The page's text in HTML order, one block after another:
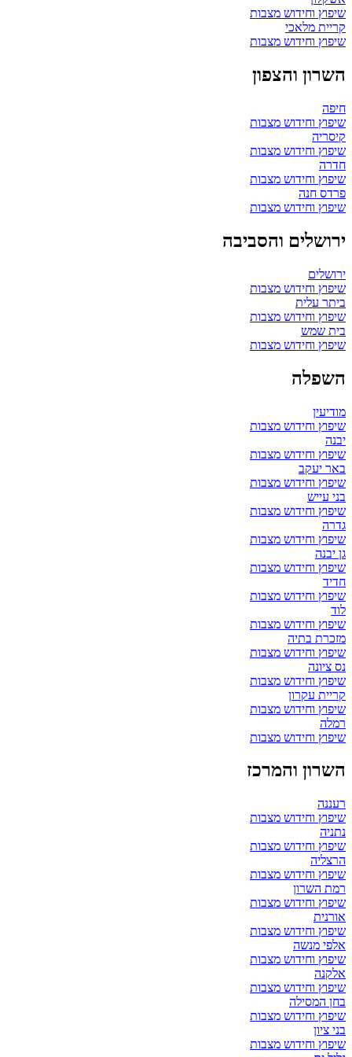
שיפוץ וחידוש מצבות
קריית מלאכי
שיפוץ וחידוש מצבות
השרון והצפון
חיפה
שיפוץ וחידוש מצבות
קיסריה
שיפוץ וחידוש מצבות
חדרה
שיפוץ וחידוש מצבות
פרדס חנה
שיפוץ וחידוש מצבות
ירושלים והסביבה
ירושלים
שיפוץ וחידוש מצבות
ביתר עלית
שיפוץ וחידוש מצבות
בית שמש
שיפוץ וחידוש מצבות
השפלה
מודיעין
שיפוץ וחידוש מצבות
יבנה
שיפוץ וחידוש מצבות
באר יעקב
שיפוץ וחידוש מצבות
בני עייש
שיפוץ וחידוש מצבות
גדרה
שיפוץ וחידוש מצבות
גן יבנה
שיפוץ וחידוש מצבות
חדיד
שיפוץ וחידוש מצבות
לוד
שיפוץ וחידוש מצבות
מזכרת בתיה
שיפוץ וחידוש מצבות
נס ציונה
שיפוץ וחידוש מצבות
קריית עקרון
שיפוץ וחידוש מצבות
רמלה
שיפוץ וחידוש מצבות
השרון והמרכז
רעננה
שיפוץ וחידוש מצבות
נתניה
שיפוץ וחידוש מצבות
הרצליה
שיפוץ וחידוש מצבות
רמת השרון
שיפוץ וחידוש מצבות
אורנית
שיפוץ וחידוש מצבות
אלפי מנשה
שיפוץ וחידוש מצבות
אלקנה
שיפוץ וחידוש מצבות
בחן המסילה
שיפוץ וחידוש מצבות
בני ציון
שיפוץ וחידוש מצבות